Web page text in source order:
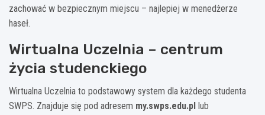
zachować w bezpiecznym miejscu – najlepiej w menedżerze
haseł.
Wirtualna Uczelnia – centrum
życia studenckiego
Wirtualna Uczelnia to podstawowy system dla każdego studenta
SWPS. Znajduje się pod adresem my.swps.edu.pl lub